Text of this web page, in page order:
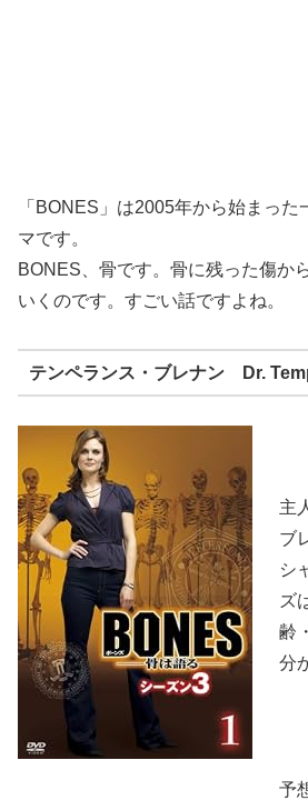
「BONES」は2005年から始まった
マです。
BONES、骨です。骨に残った傷か
いくのです。すごい話ですよね。
テンペランス・ブレナン Dr.
主
ブ
シ
ズ
齢
分
予